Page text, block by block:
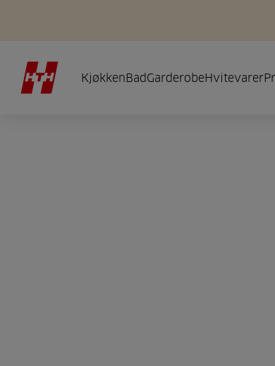
KjøkkenBadGarderobeHvitevarer